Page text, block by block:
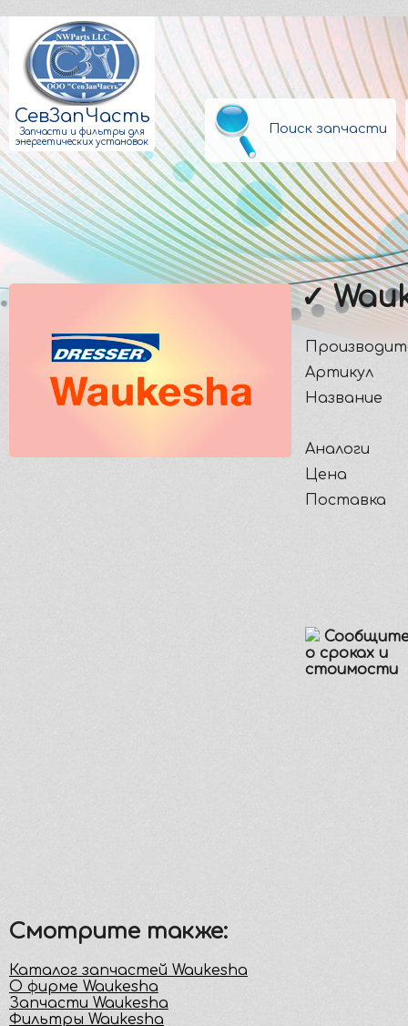
СевЗапЧасть
Запчасти и фильтры для
энергетических установок
Поиск запчасти
✓
Артикул
Название
Аналоги
Цена
Поставка
о сроках и
стоимости
Смотрите также:
Каталог запчастей Waukesha
О фирме Waukesha
Запчасти Waukesha
Фильтры Waukesha